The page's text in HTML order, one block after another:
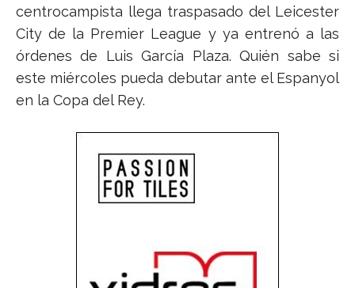
centrocampista llega traspasado del Leicester
City de la Premier League y ya entrenó a las
órdenes de Luis García Plaza. Quién sabe si
este miércoles pueda debutar ante el Espanyol
en la Copa del Rey.